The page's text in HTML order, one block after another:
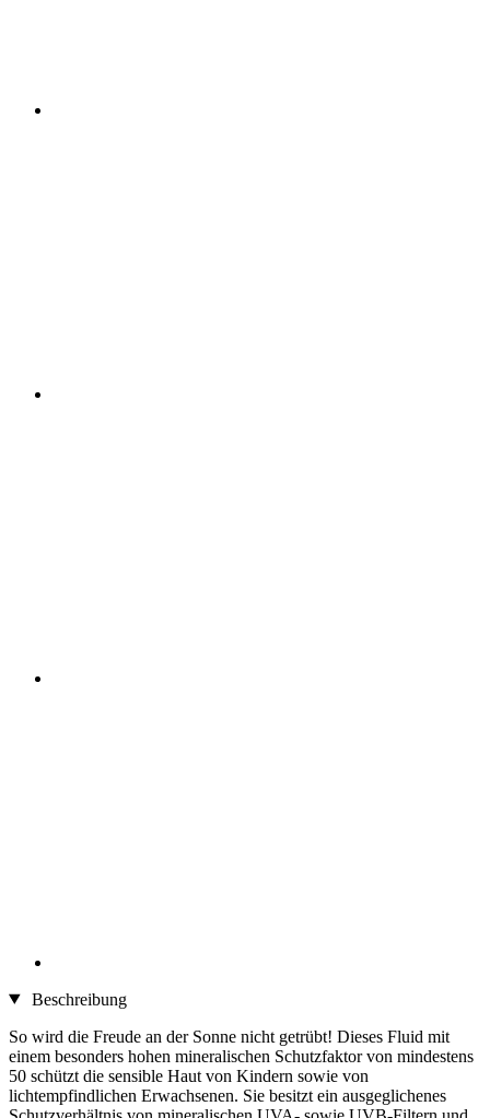
Beschreibung
So wird die Freude an der Sonne nicht getrübt! Dieses Fluid mit
einem besonders hohen mineralischen Schutzfaktor von mindestens
50 schützt die sensible Haut von Kindern sowie von
lichtempfindlichen Erwachsenen. Sie besitzt ein ausgeglichenes